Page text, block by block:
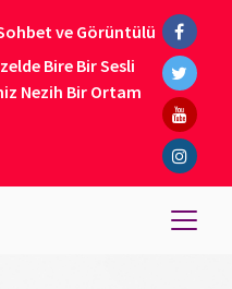
ve Görüntülü
Bire Bir Sesli
Nezih Bir Ortam